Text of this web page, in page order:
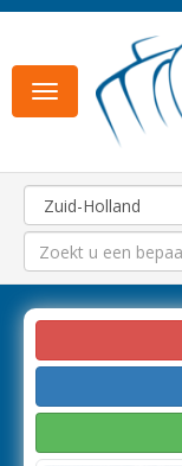
Toggle
navigation